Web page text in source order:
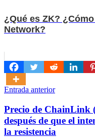
¿Qué es ZK?
Network?
Navegación
de
entradas
Entrada anterior
Precio de ChainLink
después de que el
la resistencia